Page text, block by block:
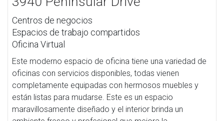
Centros de negocios
Espacios de trabajo compartidos
Oficina Virtual
Este moderno espacio de oficina tiene una variedad de
oficinas con servicios disponibles, todas vienen
completamente equipadas con hermosos muebles y
están listas para mudarse. Este es un espacio
maravillosamente diseñado y el interior brinda un